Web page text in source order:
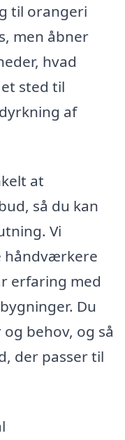
til orangeri
men åbner
hvad
sted til
af
at
så du kan
Vi
håndværkere
erfaring med
Du
behov, og så
der passer til